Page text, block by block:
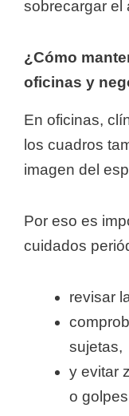
sobrecargar el
¿Cómo
oficinas y
En oficinas,
los cuadros
imagen del
Por eso es
cuidados
revisar
sujetas,
y evitar
o